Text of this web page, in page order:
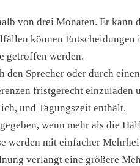
von drei Mona­ten. Er kann
kön­nen
getrof­fen wer­den.
Spre­cher oder durch
frist­ge­recht ein­zu­la­den
und Tagungs­zeit ent­hält.
wenn mehr als die
wer­den mit ein­fa­cher
ver­langt eine grö­ße­re